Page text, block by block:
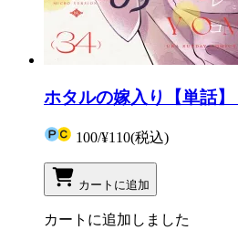
ホタルの嫁入り【単話】
100/¥110(税込)
カートに追加
カートに追加しました